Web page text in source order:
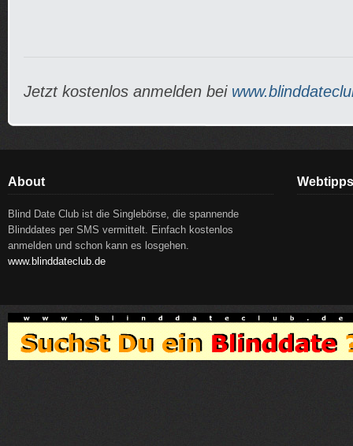
Jetzt kostenlos anmelden bei
About
Blind Date Club ist die Singlebörse, die spannende
Blinddates per SMS vermittelt. Einfach kostenlos
anmelden und schon kann es losgehen.
www.blinddateclub.de
Webtipps